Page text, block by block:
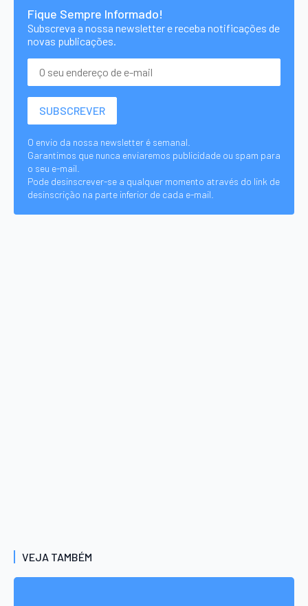
Fique Sempre Informado!
Subscreva a nossa newsletter e receba notificações de
novas publicações.
O envio da nossa newsletter é semanal.
Garantimos que nunca enviaremos publicidade ou spam para
o seu e-mail.
Pode desinscrever-se a qualquer momento através do link de
desinscrição na parte inferior de cada e-mail.
VEJA TAMBÉM